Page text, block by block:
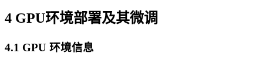
4 GPU环境部署及其微调
4.1 GPU 环境信息